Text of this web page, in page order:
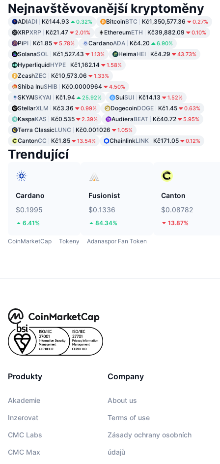
Nejnavštěvovanější kryptoměny
ADIADI Kč144.93 0.32% BitcoinBTC Kč1,350,577.36 0.27%
XRPXRP Kč21.47 2.01% EthereumETH Kč39,882.09 0.10%
PiPI Kč1.85 5.78% CardanoADA Kč4.20 6.90%
SolanaSOL Kč1,527.43 1.13% HeimaHEI Kč4.29 43.73%
HyperliquidHYPE Kč1,162.14 1.58%
ZcashZEC Kč10,573.06 1.33%
Shiba InuSHIB Kč0.0000964 4.50%
SKYAISKYAI Kč1.94 25.92% SuiSUI Kč14.13 1.52%
StellarXLM Kč3.36 0.99% DogecoinDOGE Kč1.45 0.63%
KaspaKAS Kč0.535 2.39% AudieraBEAT Kč40.72 5.95%
Terra ClassicLUNC Kč0.001026 1.05%
CantonCC Kč1.85 13.54% ChainlinkLINK Kč171.05 0.12%
Trendující
Cardano
$0.1995
6.41%
Fusionist
$0.1336
84.34%
Canton
$0.08782
13.87%
CoinMarketCap Tokeny Adanaspor Fan Token
Produkty
Akademie
Inzerovat
CMC Labs
CMC Max
Company
About us
Terms of use
Zásady ochrany osobních
údajů